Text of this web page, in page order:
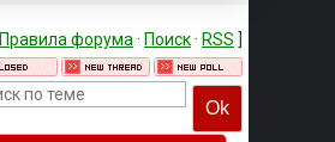
Правила форума · Поиск · RSS